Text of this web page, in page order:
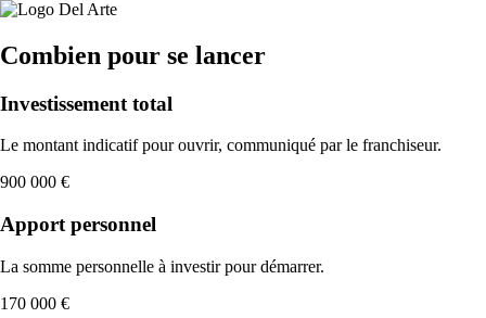
Combien pour se lancer
Investissement total
Le montant indicatif pour ouvrir, communiqué par le franchiseur.
900 000 €
Apport personnel
La somme personnelle à investir pour démarrer.
170 000 €